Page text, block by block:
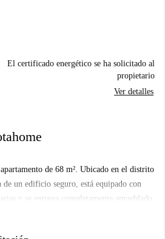
El certificado energético se ha solicitado al
propietario
Ver detalles
de 68 m². Ubicado en el distrito
de un edificio seguro, está equipado con
y se entrega completamente amueblado.
de entre 11 y 14 m², uno de ellos